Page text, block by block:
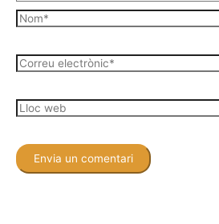
Nom*
Correu
Lloc